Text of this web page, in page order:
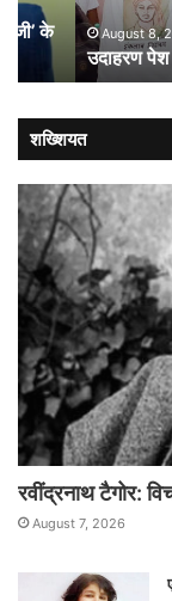
छात्र
आंदोलनAugust 8, 2026
उदाहरण पेश कर
शख्शियत
रवींद्रनाथ टैगोर:
August 7, 2026